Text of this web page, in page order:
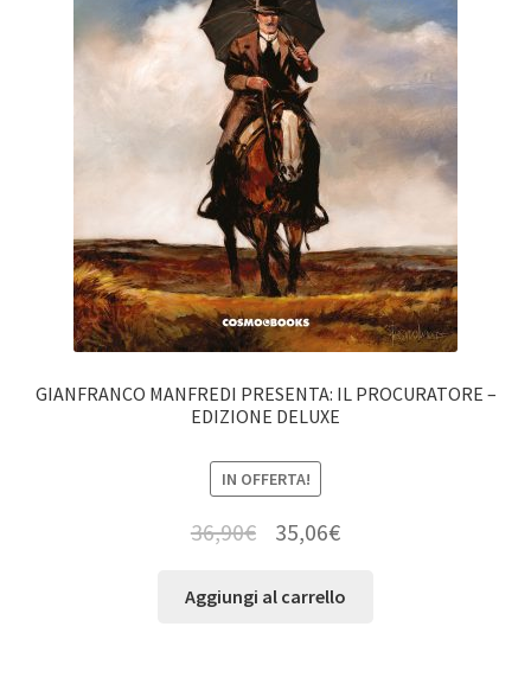
GIANFRANCO MANFREDI PRESENTA: IL PROCURATORE –
EDIZIONE DELUXE
IN OFFERTA!
36,90€ 35,06€
Aggiungi al carrello